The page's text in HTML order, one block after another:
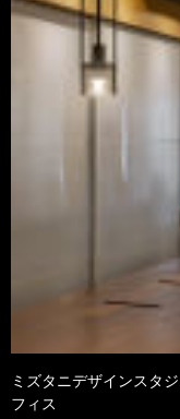
ミズタニデザインスタ
フィス